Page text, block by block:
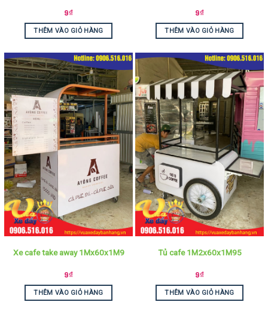
9₫
THÊM VÀO GIỎ HÀNG
9₫
THÊM VÀO GIỎ HÀNG
Xe cafe take away 1Mx60x1M9
9₫
THÊM VÀO GIỎ HÀNG
Tủ cafe 1M2x60x1M95
9₫
THÊM VÀO GIỎ HÀNG